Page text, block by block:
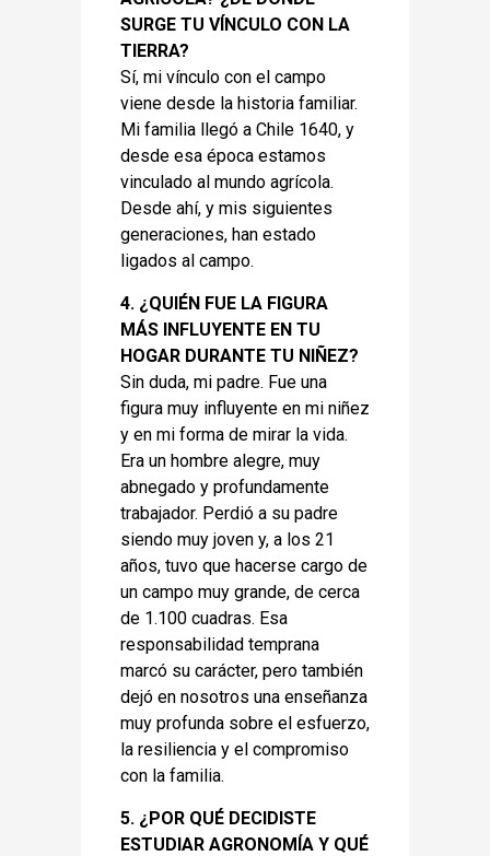
SURGE TU VÍNCULO CON LA
TIERRA?
Sí, mi vínculo con el campo
viene desde la historia familiar.
Mi familia llegó a Chile 1640, y
desde esa época estamos
vinculado al mundo agrícola.
Desde ahí, y mis siguientes
generaciones, han estado
ligados al campo.
4. ¿QUIÉN FUE LA FIGURA
MÁS INFLUYENTE EN TU
HOGAR DURANTE TU NIÑEZ?
Sin duda, mi padre. Fue una
figura muy influyente en mi niñez
y en mi forma de mirar la vida.
Era un hombre alegre, muy
abnegado y profundamente
trabajador. Perdió a su padre
siendo muy joven y, a los 21
años, tuvo que hacerse cargo de
un campo muy grande, de cerca
de 1.100 cuadras. Esa
responsabilidad temprana
marcó su carácter, pero también
dejó en nosotros una enseñanza
muy profunda sobre el esfuerzo,
la resiliencia y el compromiso
con la familia.
5. ¿POR QUÉ DECIDISTE
ESTUDIAR AGRONOMÍA Y QUÉ